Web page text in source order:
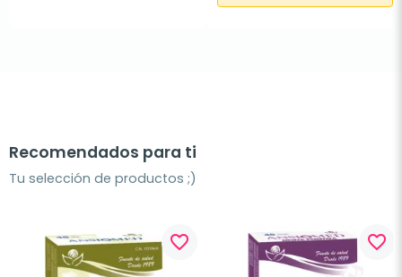
Recomendados para ti
Tu selección de productos ;)
favorite_border favorite_border